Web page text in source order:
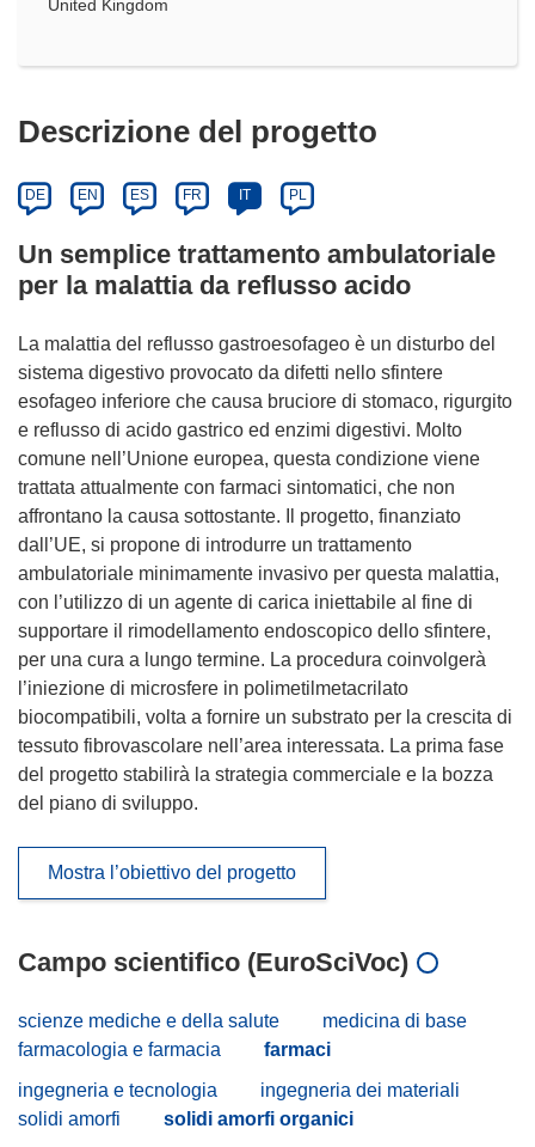
United Kingdom
Descrizione del progetto
DE EN ES FR IT PL
Un semplice trattamento ambulatoriale
per la malattia da reflusso acido
La malattia del reflusso gastroesofageo è un disturbo del
sistema digestivo provocato da difetti nello sfintere
esofageo inferiore che causa bruciore di stomaco, rigurgito
e reflusso di acido gastrico ed enzimi digestivi. Molto
comune nell’Unione europea, questa condizione viene
trattata attualmente con farmaci sintomatici, che non
affrontano la causa sottostante. Il progetto, finanziato
dall’UE, si propone di introdurre un trattamento
ambulatoriale minimamente invasivo per questa malattia,
con l’utilizzo di un agente di carica iniettabile al fine di
supportare il rimodellamento endoscopico dello sfintere,
per una cura a lungo termine. La procedura coinvolgerà
l’iniezione di microsfere in polimetilmetacrilato
biocompatibili, volta a fornire un substrato per la crescita di
tessuto fibrovascolare nell’area interessata. La prima fase
del progetto stabilirà la strategia commerciale e la bozza
del piano di sviluppo.
Mostra l’obiettivo del progetto
Campo scientifico (EuroSciVoc)
scienze mediche e della salute
medicina di base
farmacologia e farmacia
farmaci
ingegneria e tecnologia
ingegneria dei materiali
solidi amorfi
solidi amorfi organici